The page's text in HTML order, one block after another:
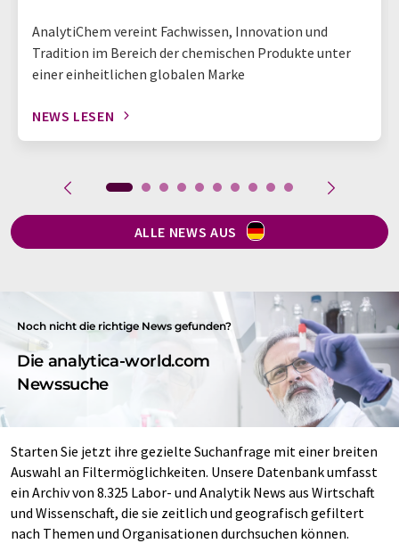
AnalytiChem vereint Fachwissen, Innovation und
Tradition im Bereich der chemischen Produkte unter
einer einheitlichen globalen Marke
NEWS LESEN
ALLE NEWS AUS
Noch nicht die richtige News gefunden?
Die analytica-world.com
Newssuche
Starten Sie jetzt ihre gezielte Suchanfrage mit einer breiten
Auswahl an Filtermöglichkeiten. Unsere Datenbank umfasst
ein Archiv von 8.325 Labor- und Analytik News aus Wirtschaft
und Wissenschaft, die sie zeitlich und geografisch gefiltert
nach Themen und Organisationen durchsuchen können.